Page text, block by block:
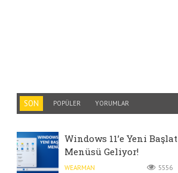
SON POPÜLER YORUMLAR
Windows 11’e Yeni Başlat
Menüsü Geliyor!
WEARMAN 5556